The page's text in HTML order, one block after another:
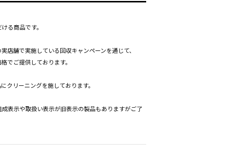
る商品です。
店舗で実施している回収キャンペーンを通じて、
でご提供しております。
クリーニングを施しております。
表示や取扱い表示が旧表示の製品もありますがご了